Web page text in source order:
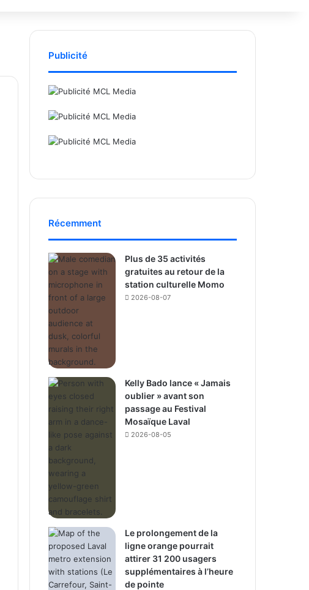
Publicité
Récemment
Plus de 35 activités
gratuites au retour de la
station culturelle Momo
2026-08-07
Kelly Bado lance « Jamais
oublier » avant son
passage au Festival
Mosaïque Laval
2026-08-05
Le prolongement de la
ligne orange pourrait
attirer 31 200 usagers
supplémentaires à l’heure
de pointe